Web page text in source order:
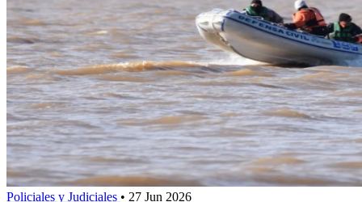
Policiales y Judiciales • 27 Jun 2026